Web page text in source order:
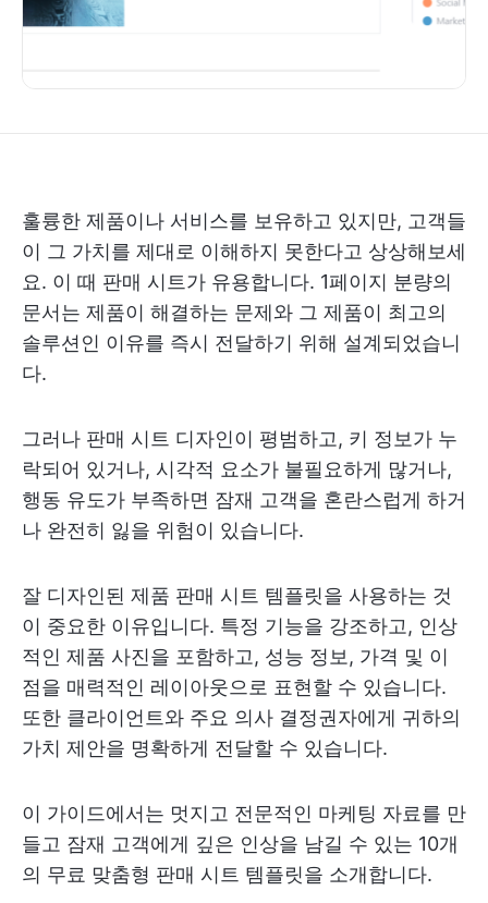
훌륭한 제품이나 서비스를 보유하고 있지만, 고객들
이 그 가치를 제대로 이해하지 못한다고 상상해보세
요. 이 때 판매 시트가 유용합니다. 1페이지 분량의
문서는 제품이 해결하는 문제와 그 제품이 최고의
솔루션인 이유를 즉시 전달하기 위해 설계되었습니
다.
그러나 판매 시트 디자인이 평범하고, 키 정보가 누
락되어 있거나, 시각적 요소가 불필요하게 많거나,
행동 유도가 부족하면 잠재 고객을 혼란스럽게 하거
나 완전히 잃을 위험이 있습니다.
잘 디자인된 제품 판매 시트 템플릿을 사용하는 것
이 중요한 이유입니다. 특정 기능을 강조하고, 인상
적인 제품 사진을 포함하고, 성능 정보, 가격 및 이
점을 매력적인 레이아웃으로 표현할 수 있습니다.
또한 클라이언트와 주요 의사 결정권자에게 귀하의
가치 제안을 명확하게 전달할 수 있습니다.
이 가이드에서는 멋지고 전문적인 마케팅 자료를 만
들고 잠재 고객에게 깊은 인상을 남길 수 있는 10개
의 무료 맞춤형 판매 시트 템플릿을 소개합니다.